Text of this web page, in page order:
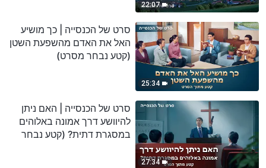
22:07
25:34
סרט של הכנסייה | כך מושיע
האל את האדם מהשפעת השטן
(קטע נבחר מסרט)
27:34
סרט של הכנסייה | האם ניתן
להיוושע דרך אמונה באלוהים
במסגרת דתית? (קטע נבחר